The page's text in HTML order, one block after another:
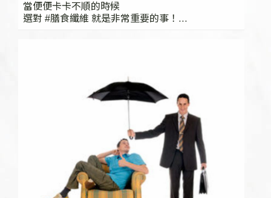
當便便卡卡不順的時候
選對 #膳食纖維 就是非常重要的事！